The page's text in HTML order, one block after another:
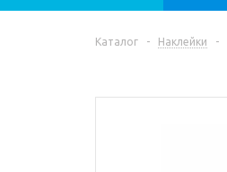
Каталог - Наклейки -